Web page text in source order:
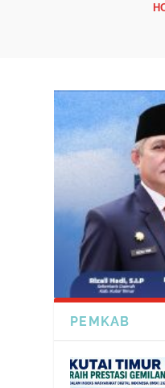
PEMKAB